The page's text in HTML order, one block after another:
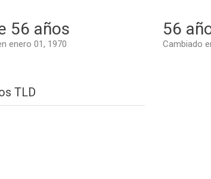
56 años
enero 01, 1970
56
Cambiado
TLD